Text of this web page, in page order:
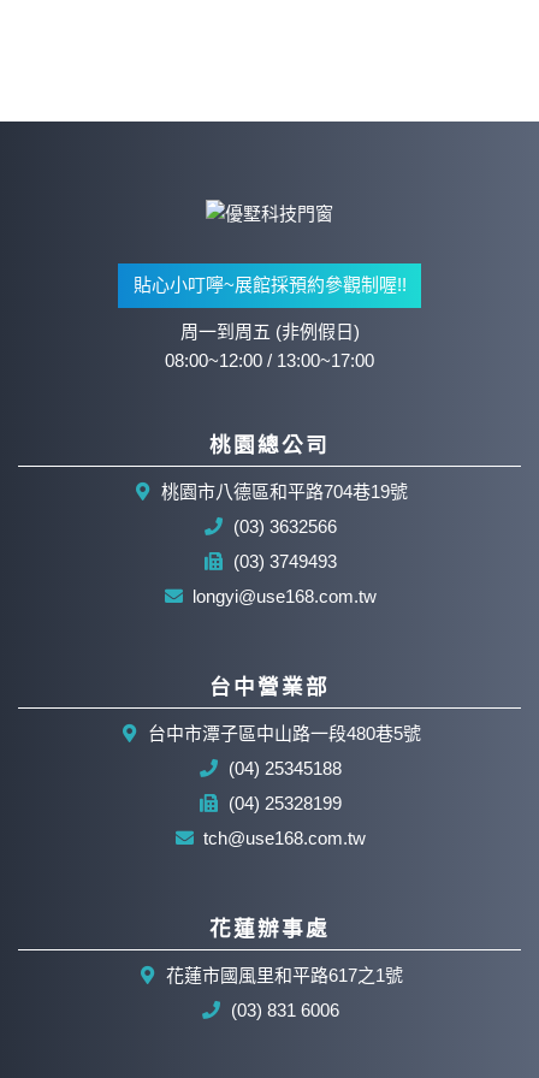
貼心小叮嚀~展館採預約參觀制喔!!
周一到周五 (非例假日)
08:00~12:00 / 13:00~17:00
桃園總公司
桃園市八德區和平路704巷19號
(03) 3632566
(03) 3749493
longyi@use168.com.tw
台中營業部
台中市潭子區中山路一段480巷5號
(04) 25345188
(04) 25328199
tch@use168.com.tw
花蓮辦事處
花蓮市國風里和平路617之1號
(03) 831 6006